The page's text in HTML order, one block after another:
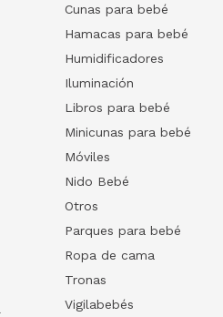
Cunas para bebé
Hamacas para bebé
Humidificadores
Iluminación
Libros para bebé
Minicunas para bebé
Móviles
Nido Bebé
Otros
Parques para bebé
Ropa de cama
Tronas
Vigilabebés